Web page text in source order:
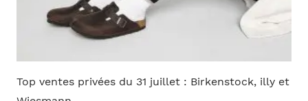
Top ventes privées du 31 juillet : Birkenstock, illy et